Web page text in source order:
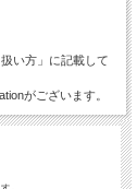
い方」に記載して
がございます。